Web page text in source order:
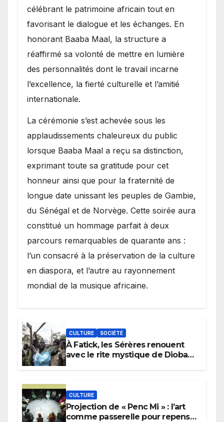
célébrant le patrimoine africain tout en
favorisant le dialogue et les échanges. En
honorant Baaba Maal, la structure a
réaffirmé sa volonté de mettre en lumière
des personnalités dont le travail incarne
l’excellence, la fierté culturelle et l’amitié
internationale.
​La cérémonie s’est achevée sous les
applaudissements chaleureux du public
lorsque Baaba Maal a reçu sa distinction,
exprimant toute sa gratitude pour cet
honneur ainsi que pour la fraternité de
longue date unissant les peuples de Gambie,
du Sénégal et de Norvège. Cette soirée aura
constitué un hommage parfait à deux
parcours remarquables de quarante ans :
l’un consacré à la préservation de la culture
en diaspora, et l’autre au rayonnement
mondial de la musique africaine.
CULTURE SOCIÉTÉ
À Fatick, les Sérères renouent
avec le rite mystique de Diobaye
CULTURE
Projection de « Penc Mi » : l’art
comme passerelle pour repenser